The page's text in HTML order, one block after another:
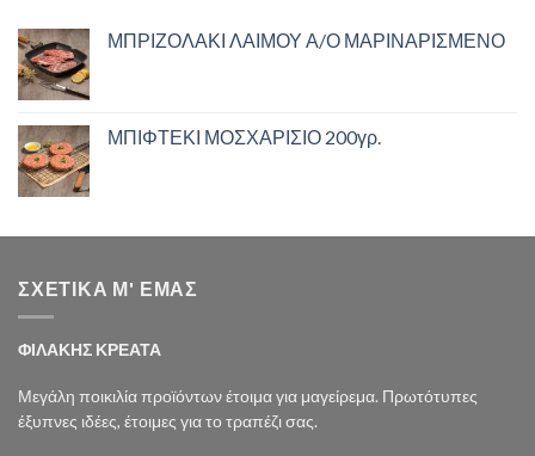
ΜΠΡΙΖΟΛΑΚΙ ΛΑΙΜΟΥ Α/Ο ΜΑΡΙΝΑΡΙΣΜΕΝΟ
ΜΠΙΦΤΕΚΙ ΜΟΣΧΑΡΙΣΙΟ 200γρ.
ΣΧΕΤΙΚΑ Μ' ΕΜΑΣ
ΦΙΛΑΚΗΣ ΚΡΕΑΤΑ
Μεγάλη ποικιλία προϊόντων έτοιμα για μαγείρεμα. Πρωτότυπες
έξυπνες ιδέες, έτοιμες για το τραπέζι σας.